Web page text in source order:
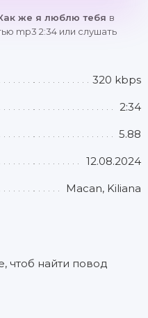
же я люблю тебя в
mp3 2:34 или слушать
320 kbps
2:34
5.88
12.08.2024
Macan, Kiliana
чтоб найти повод